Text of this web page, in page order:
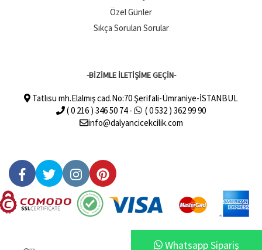
Özel Günler
Sıkça Sorulan Sorular
-BİZİMLE İLETİŞİME GEÇİN-
Tatlısu mh.Elalmış cad.No:70 Şerifali-Ümraniye-İSTANBUL
( 0 216 ) 346 50 74 -
( 0 532 ) 362 99 90
info@dalyancicekcilik.com
Whatsapp Sipariş